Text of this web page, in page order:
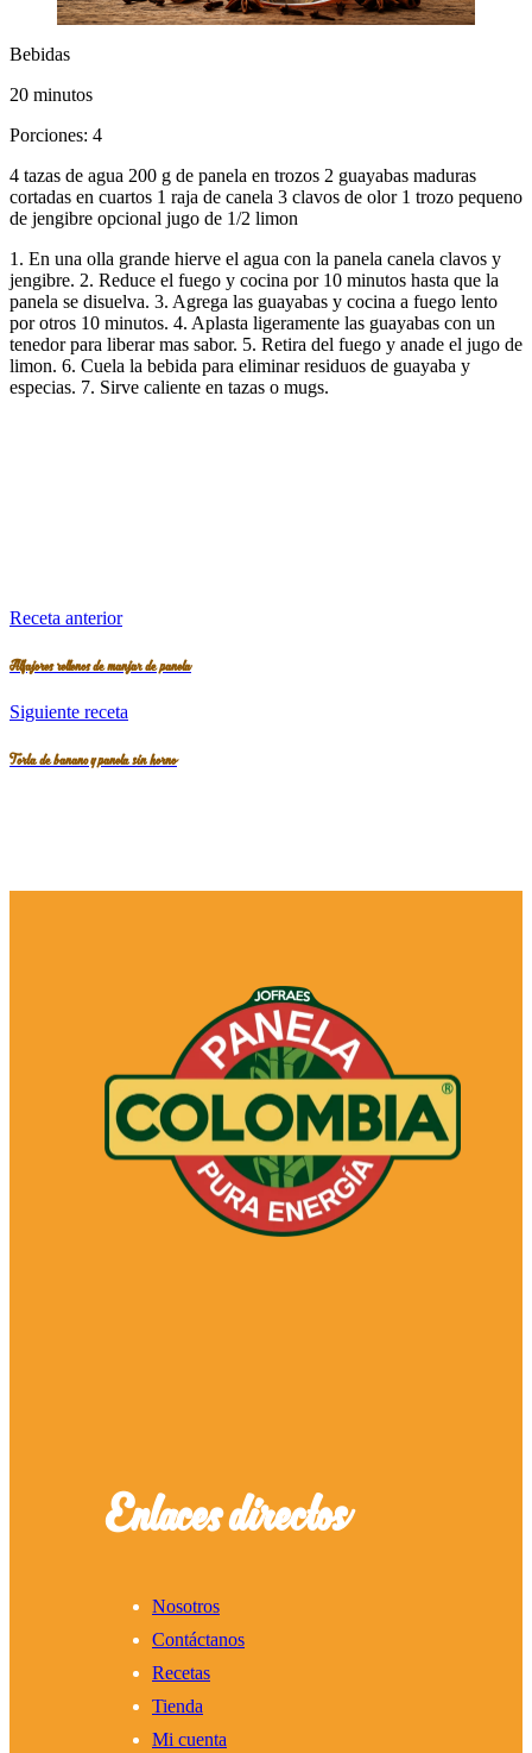
Bebidas
20 minutos
Porciones: 4
4 tazas de agua 200 g de panela en trozos 2 guayabas maduras
cortadas en cuartos 1 raja de canela 3 clavos de olor 1 trozo pequeno
de jengibre opcional jugo de 1/2 limon
1. En una olla grande hierve el agua con la panela canela clavos y
jengibre. 2. Reduce el fuego y cocina por 10 minutos hasta que la
panela se disuelva. 3. Agrega las guayabas y cocina a fuego lento
por otros 10 minutos. 4. Aplasta ligeramente las guayabas con un
tenedor para liberar mas sabor. 5. Retira del fuego y anade el jugo de
limon. 6. Cuela la bebida para eliminar residuos de guayaba y
especias. 7. Sirve caliente en tazas o mugs.
Receta anterior
Alfajores rellenos de manjar de panela
Siguiente receta
Torta de banano y panela sin horno
Enlaces directos
Nosotros
Contáctanos
Recetas
Tienda
Mi cuenta